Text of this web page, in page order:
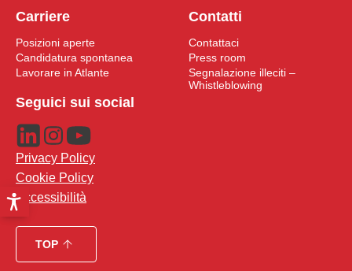
Carriere
Posizioni aperte
Candidatura spontanea
Lavorare in Atlante
Contatti
Contattaci
Press room
Segnalazione illeciti –
Whistleblowing
Seguici sui social
Privacy Policy
Cookie Policy
Accessibilità
TOP